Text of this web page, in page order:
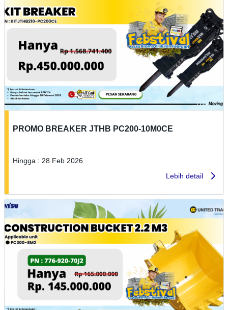
PROMO BREAKER JTHB PC200-10M0CE
Hingga : 28 Feb 2026
Lebih detail